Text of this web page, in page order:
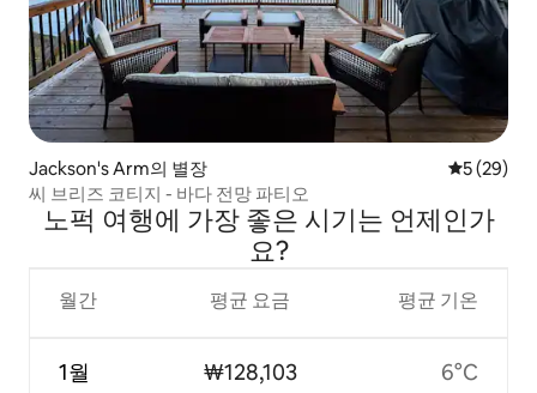
Jackson's Arm의 별장 평점 5점(5
5 (29)
씨 브리즈 코티지 - 바다 전망 파티오
노퍽 여행에 가장 좋은 시기는 언제인가
요?
월간
1월
평균 요금
₩128,103
평균 기온
6°C